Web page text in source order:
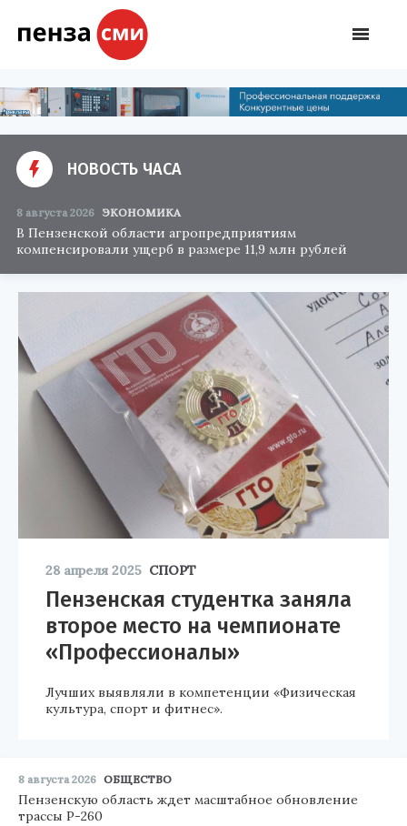
НОВОСТЬ ЧАСА
8 августа 2026 ЭКОНОМИКА
В Пензенской области агропредприятиям
компенсировали ущерб в размере 11,9 млн рублей
28 апреля 2025 СПОРТ
Пензенская студентка заняла
второе место на чемпионате
«Профессионалы»
Лучших выявляли в компетенции «Физическая
культура, спорт и фитнес».
8 августа 2026 ОБЩЕСТВО
Пензенскую область ждет масштабное обновление
трассы Р-260